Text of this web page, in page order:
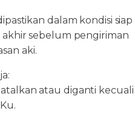
dalam kondisi siap
sebelum pengiriman
aki.
atau diganti kecuali